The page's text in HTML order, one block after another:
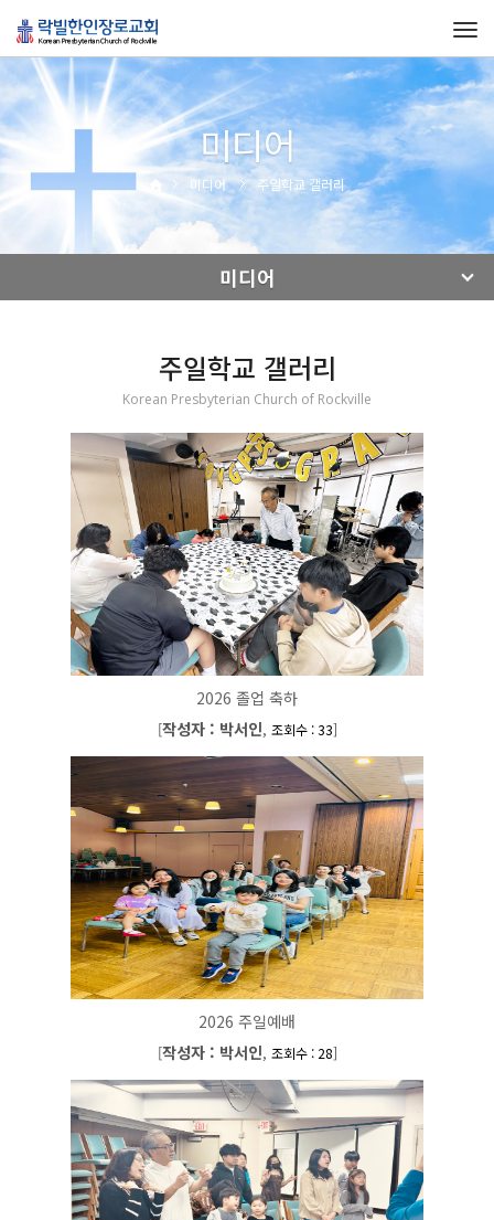
미디어
미디어 주일학교 갤러리
미디어
주일학교 갤러리
Korean Presbyterian Church of Rockville
2026 졸업 축하
[작성자 : 박서인, 조회수 : 33]
2026 주일예배
[작성자 : 박서인, 조회수 : 28]